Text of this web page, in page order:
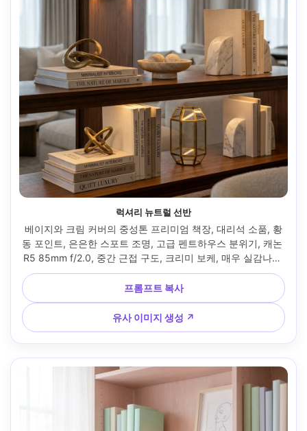
럭셔리 뉴트럴 선반
베이지와 크림 커버의 중성톤 프리미엄 책장, 대리석 소품, 황
동 포인트, 은은한 스포트 조명, 고급 펜트하우스 분위기, 캐논
R5 85mm f/2.0, 중간 근접 구도, 크리미 보케, 매우 실감나는
텍스처, 프리미엄 에디토리얼 피니시 --ar 4:5
프롬프트 복사
유사 이미지 생성 ↗